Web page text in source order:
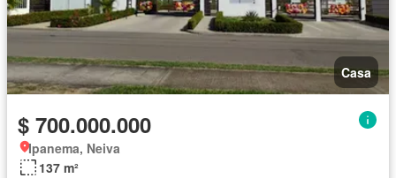
Casa
$ 700.000.000
Ipanema, Neiva
137 m²